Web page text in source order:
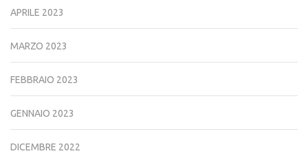
APRILE 2023
MARZO 2023
FEBBRAIO 2023
GENNAIO 2023
DICEMBRE 2022